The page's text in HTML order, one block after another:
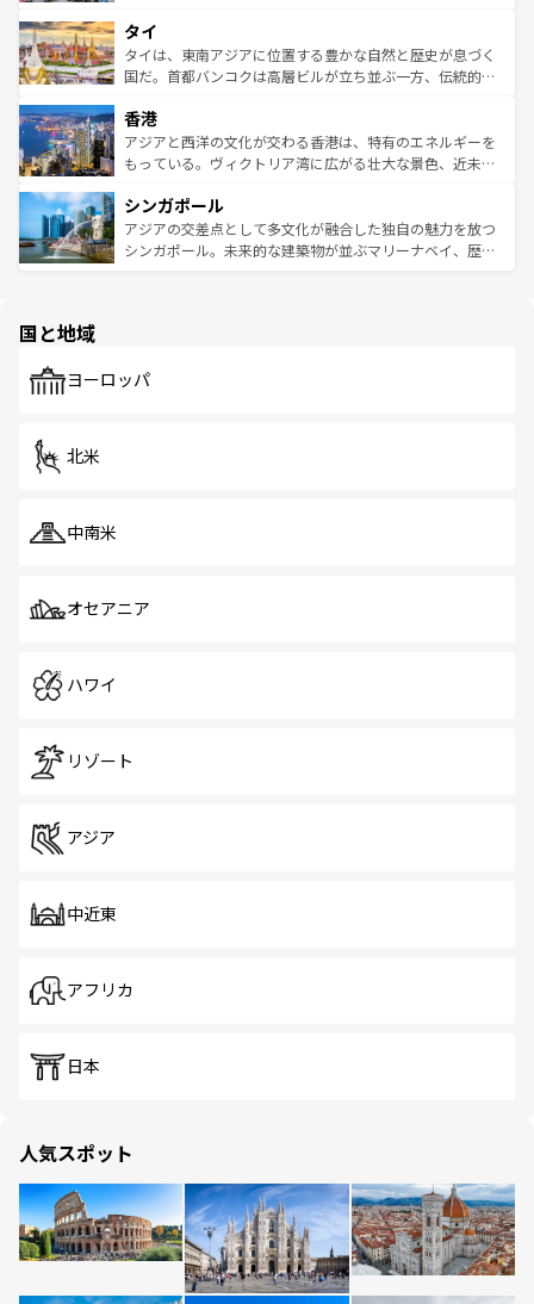
リティに包まれながら、韓国の多彩な魅力を心ゆくまで味
わってみてほしい。 なお、新着の韓国情報はコンテンツ一
覧を参照してほしい。
急速な発展と共に伝統が息づく。ハノイの古い町並みやホ
ーチミン市のフランス統治時代の建物も、独特の雰囲気を
醸し出している。また、バラエティの豊かさとおいしさで
とつ。フォーやバインミー、ベトナムコーヒーなどは、ぜ
ひ現地で味わいたい。どの地域を訪れてもあたたかい人々
が旅行者を迎えてくれるので、きっと忘れられない旅にな
参照してほしい。
タイ
タイは、東南アジアに位置する豊かな自然と歴史が息づく
国だ。首都バンコクは高層ビルが立ち並ぶ一方、伝統的な
の活気が交差している。北部ではチェンマイなどの山岳地
帯で自然と触れ合い、南部ではプーケットやクラビの美し
いビーチでリゾート気分を楽しむことができる。タイ料理
激する。気候は一年中温暖で、どの季節にも異なる楽しみ
が待っている。親しみやすいタイの人々、仏教を中心とし
た文化、そして多様な観光資源が、訪れる旅人を魅了し続
香港
アジアと西洋の文化が交わる香港は、特有のエネルギーを
もっている。ヴィクトリア湾に広がる壮大な景色、近未来
み、どこを訪れても感動するはず。観光スポットが密集し
ており、効率よく見どころを回れるのも魅力。息をのむよ
うな絶景から文化的な体験まで、香港を存分に楽しみ尽く
シンガポール
アジアの交差点として多文化が融合した独自の魅力を放つ
シンガポール。未来的な建築物が並ぶマリーナベイ、歴史
で、ホーカーズは地元の風情を楽しめる外せないスポット
国と地域
ヨーロッパ
北米
中南米
オセアニア
ハワイ
リゾート
アジア
中近東
アフリカ
日本
人気スポット